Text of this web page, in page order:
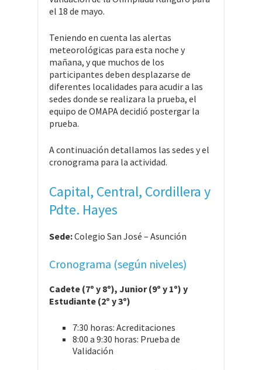
el 18 de mayo.
Teniendo en cuenta las alertas
meteorológicas para esta noche y
mañana, y que muchos de los
participantes deben desplazarse de
diferentes localidades para acudir a las
sedes donde se realizara la prueba, el
equipo de OMAPA decidió postergar la
prueba.
A continuación detallamos las sedes y el
cronograma para la actividad.
Capital, Central, Cordillera y
Pdte. Hayes
Sede:Colegio San José – Asunción
Cronograma (según niveles)
Cadete (7º y 8º), Junior (9º y 1º) y
Estudiante (2º y 3º)
7:30 horas: Acreditaciones
8:00 a 9:30 horas: Prueba de
Validación